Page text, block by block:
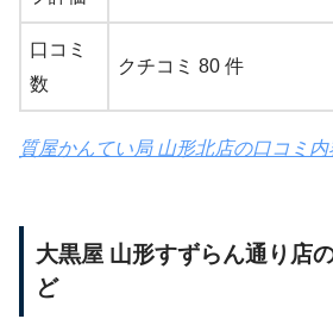
口コミ
数
クチコミ 80 件
質屋かんてい局 山形北店の口コミ内
大黒屋 山形すずらん通り店
ど